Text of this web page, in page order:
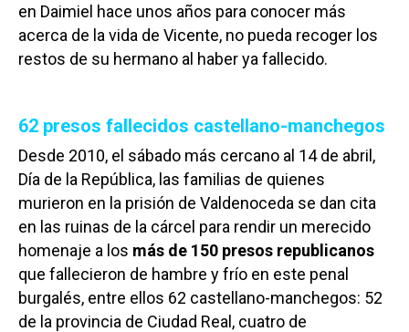
en Daimiel hace unos años para conocer más
acerca de la vida de Vicente, no pueda recoger los
restos de su hermano al haber ya fallecido.
62 presos fallecidos castellano-manchegos
Desde 2010, el sábado más cercano al 14 de abril,
Día de la República, las familias de quienes
murieron en la prisión de Valdenoceda se dan cita
en las ruinas de la cárcel para rendir un merecido
homenaje a los más de 150 presos republicanos
que fallecieron de hambre y frío en este penal
burgalés, entre ellos 62 castellano-manchegos: 52
de la provincia de Ciudad Real, cuatro de